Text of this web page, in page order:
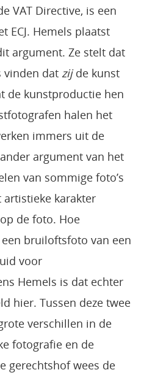
VAT Directive, is een
ECJ. Hemels plaatst
argument. Ze stelt dat
vinden dat zijde kunst
de kunstproductie hen
halen het
immers uit de
argument van het
van sommige foto’s
karakter
de foto. Hoe
bruiloftsfoto van een
voor
Hemels is dat echter
hier. Tussen deze twee
verschillen in de
fotografie en de
gerechtshof wees de